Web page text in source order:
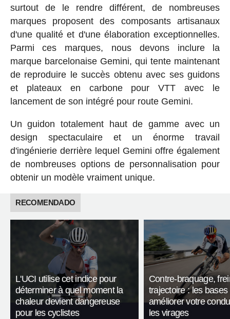
surtout de le rendre différent, de nombreuses
marques proposent des composants artisanaux
d'une qualité et d'une élaboration exceptionnelles.
Parmi ces marques, nous devons inclure la
marque barcelonaise Gemini, qui tente maintenant
de reproduire le succès obtenu avec ses guidons
et plateaux en carbone pour VTT avec le
lancement de son intégré pour route Gemini.
Un guidon totalement haut de gamme avec un
design spectaculaire et un énorme travail
d'ingénierie derrière lequel Gemini offre également
de nombreuses options de personnalisation pour
obtenir un modèle vraiment unique.
RECOMENDADO
L'UCI utilise cet indice pour
déterminer à quel moment la
chaleur devient dangereuse
pour les cyclistes
Contre-braquage,
trajectoire : les bases
améliorer votre
les virages